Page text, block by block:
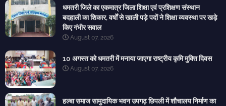
धमतरी जिले का एकमात्र जिला शिक्षा एवं प्रशिक्षण संस्थान
बदहाली का शिकार, वर्षों से खाली पड़े पदों ने शिक्षा व्यवस्था पर खड़े
किए गंभीर सवाल
August 07, 2026
10 अगस्त को धमतरी में मनाया जाएगा राष्ट्रीय कृमि मुक्ति दिवस
August 07, 2026
हल्बा समाज सामुदायिक भवन उपगढ़ छिपली में शौचालय निर्माण का